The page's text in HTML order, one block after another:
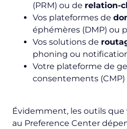
(PRM) ou de relation-
Vos plateformes de
éphémères (DMP) ou
Vos solutions de
phoning ou
Votre plateforme de
consentements (CMP)
Évidemment, les outils que
au Preference Center